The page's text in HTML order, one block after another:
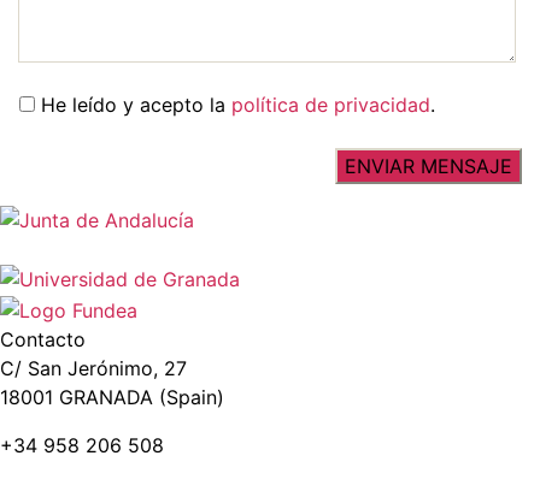
He leído y acepto la política de privacidad.
Contacto
C/ San Jerónimo, 27
18001 GRANADA (Spain)
+34 958 206 508